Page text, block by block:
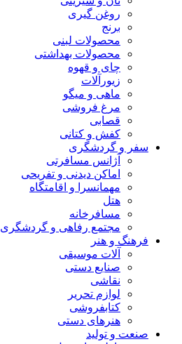
روغن گیری
برنج
محصولات لبنی
محصولات بهداشتی
چای و قهوه
زیورآلات
ماهی و میگو
مرغ فروشی
قصابی
کفش و کتانی
سفر و گردشگری
آژانس مسافرتی
اماکن دیدنی و تفریحی
مهمانسرا و اقامتگاه
هتل
مسافرخانه
مجتمع رفاهی و گردشگری
فرهنگ و هنر
آلات موسیقی
صنایع دستی
نقاشی
لوازم تحریر
کتابفروشی
هنرهای دستی
صنعت و تولید